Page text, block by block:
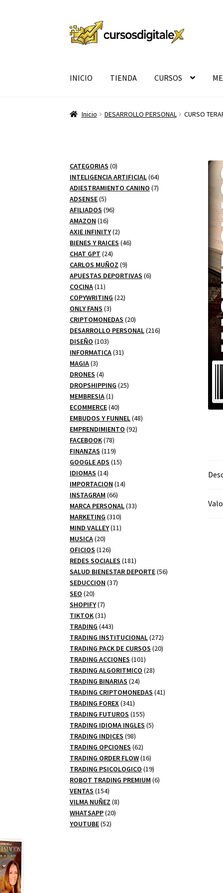
Ir
a
Ir
al
INICIO TIENDA CURSOS
Inicio DESARROLLO PERSONAL CURSO
CATEGORIAS 00
productos
INTELIGENCIA ARTIFICIAL 6464
productos
ADIESTRAMIENTO CANINO 77
ADSENSE 55
productos
AFILIADOS 9696
AMAZON 1616
productos
AXIE INFINITY 22
productos
BIENES Y RAICES 4646
CHAT GPT 2424
productos
CARLOS MUÑOZ 99
productos
APUESTAS DEPORTIVAS 66
COCINA 1111
productos
COPYWRITING 2222
ONLY FANS 33
productos
CRIPTOMONEDAS 2020
productos
DESARROLLO PERSONAL 216216
DISEÑO 103103
productos
INFORMATICA 3131
MAGIA 33
productos
DRONES 44
productos
DROPSHIPPING 2525
MEMBRESIA 11
producto
ECOMMERCE 4040
productos
EMBUDOS Y FUNNEL 4848
EMPRENDIMIENTO 9292
FACEBOOK 7878
productos
FINANZAS 119119
productos
GOOGLE ADS 1515
IDIOMAS 1414
productos
IMPORTACION 1414
INSTAGRAM 6666
productos
MARCA PERSONAL 3333
MARKETING 310310
productos
MIND VALLEY 1111
MUSICA 2020
productos
OFICIOS 126126
productos
REDES SOCIALES 181181
productos
SALUD BIENESTAR DEPORTE 5656
SEDUCCION 3737
SEO 2020
productos
SHOPIFY 77
productos
TIKTOK 3131
productos
TRADING 443443
productos
TRADING INSTITUCIONAL 272272
productos
TRADING PACK DE CURSOS 2020
TRADING ACCIONES 101101
productos
TRADING ALGORITMICO 2828
TRADING BINARIAS 2424
productos
TRADING CRIPTOMONEDAS 4141
TRADING FOREX 341341
productos
TRADING FUTUROS 155155
productos
TRADING IDIOMA INGLES 55
TRADING INDICES 9898
productos
TRADING OPCIONES 6262
productos
TRADING ORDER FLOW 1616
productos
TRADING PSICOLOGICO 1919
productos
ROBOT TRADING PREMIUM 66
VENTAS 154154
productos
VILMA NUÑEZ 88
WHATSAPP 2020
YOUTUBE 5252